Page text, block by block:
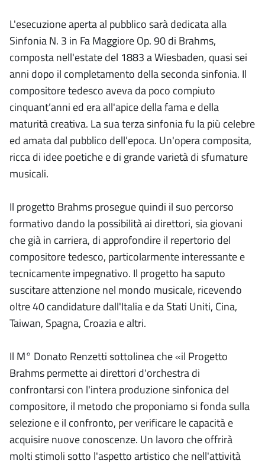
L'esecuzione aperta al pubblico sarà dedicata alla
Sinfonia N. 3 in Fa Maggiore Op. 90 di Brahms,
composta nell'estate del 1883 a Wiesbaden, quasi sei
anni dopo il completamento della seconda sinfonia. Il
compositore tedesco aveva da poco compiuto
cinquant’anni ed era all'apice della fama e della
maturità creativa. La sua terza sinfonia fu la più celebre
ed amata dal pubblico dell’epoca. Un'opera composita,
ricca di idee poetiche e di grande varietà di sfumature
musicali.
Il progetto Brahms prosegue quindi il suo percorso
formativo dando la possibilità ai direttori, sia giovani
che già in carriera, di approfondire il repertorio del
compositore tedesco, particolarmente interessante e
tecnicamente impegnativo. Il progetto ha saputo
suscitare attenzione nel mondo musicale, ricevendo
oltre 40 candidature dall'Italia e da Stati Uniti, Cina,
Taiwan, Spagna, Croazia e altri.
Il M° Donato Renzetti sottolinea che «il Progetto
Brahms permette ai direttori d'orchestra di
confrontarsi con l'intera produzione sinfonica del
compositore, il metodo che proponiamo si fonda sulla
selezione e il confronto, per verificare le capacità e
acquisire nuove conoscenze. Un lavoro che offrirà
molti stimoli sotto l'aspetto artistico che nell'attività